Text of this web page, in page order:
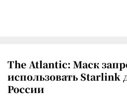
The Atlantic: Маск
использовать Starlink
России